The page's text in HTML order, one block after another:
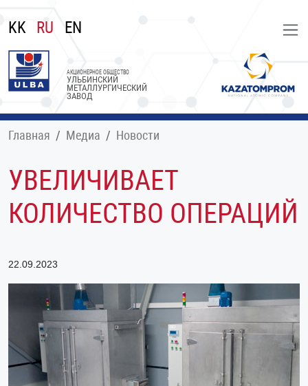
KK RU EN
УЛЬБИНСКИЙ
МЕТАЛЛУРГИЧЕСКИЙ
ЗАВОД
АКЦИОНЕРНОЕ ОБЩЕСТВО
Главная Медиа Новости
УВЕЛИЧИВАЕТ
КОЛИЧЕСТВО ОПЕРАЦИЙ
22.09.2023